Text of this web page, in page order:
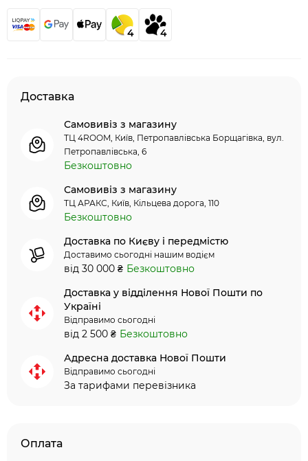
4 4
Доставка
Самовивіз з магазину
ТЦ 4ROOM, Київ, Петропавлівська Борщагівка, вул.
Петропавлівська, 6
Безкоштовно
Самовивіз з магазину
ТЦ АРАКС, Київ, Кільцева дорога, 110
Безкоштовно
Доставка по Києву і передмістю
Доставимо сьогодні нашим водієм
від 30 000 ₴ Безкоштовно
Доставка у відділення Нової Пошти по
Україні
Відправимо сьогодні
від 2 500 ₴ Безкоштовно
Адресна доставка Нової Пошти
Відправимо сьогодні
За тарифами перевізника
Оплата